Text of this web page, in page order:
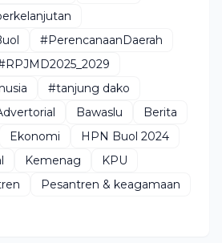
#PerencanaanDaerah
#tanjung dako
Bawaslu
Berita
Ekonomi
HPN Buol 2024
Kemenag
KPU
Pesantren & keagamaan